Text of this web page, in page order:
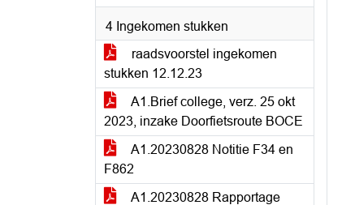
4 Ingekomen stukken
raadsvoorstel ingekomen
stukken 12.12.23
A1.Brief college, verz. 25 okt
2023, inzake Doorfietsroute BOCE
A1.20230828 Notitie F34 en
F862
A1.20230828 Rapportage